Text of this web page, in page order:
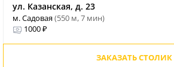
ул. Казанская, д. 23
м. Садовая(550 м, 7 мин)
1000 ₽
ЗАКАЗАТЬ СТОЛИК